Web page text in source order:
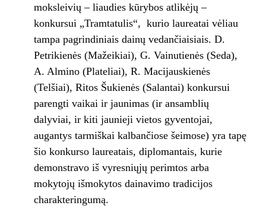
moksleivių – liaudies kūrybos atlikėjų –
konkursui „Tramtatulis“, kurio laureatai vėliau
tampa pagrindiniais dainų vedančiaisiais. D.
Petrikienės (Mažeikiai), G. Vainutienės (Seda),
A. Almino (Plateliai), R. Macijauskienės
(Telšiai), Ritos Šukienės (Salantai) konkursui
parengti vaikai ir jaunimas (ir ansamblių
dalyviai, ir kiti jaunieji vietos gyventojai,
augantys tarmiškai kalbančiose šeimose) yra tapę
šio konkurso laureatais, diplomantais, kurie
demonstravo iš vyresniųjų perimtos arba
mokytojų išmokytos dainavimo tradicijos
charakteringumą.